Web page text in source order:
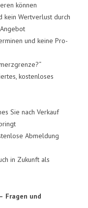
können
kein Wert­ver­lust durch
und kei­ne Pro­
kos­ten­lo­ses
Sie nach Ver­kauf
Abmel­dung
in Zukunft als
Fra­gen und